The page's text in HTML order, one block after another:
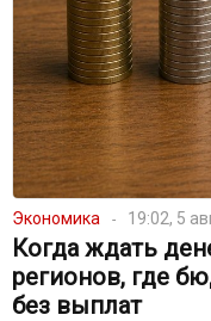
Экономика 19:02, 5
Когда ждать
регионов, где
без выплат